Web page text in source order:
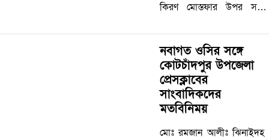
কিরণ মোস্তফার উপর
কর্মসুচি পালন
সাংবাদিকরা। বৃহস্পতিবার
ঝিনাইদহ প্রেসক্লাবের সামনে
মানববন্ধন কর্মসুচি…
নবাগত ওসির সঙ্গে
কোটচাঁদপুর উপজেলা
প্রেসক্লাবের
সাংবাদিকদের
মতবিনিময়
মোঃ রমজান আলীঃ ঝিনাইদহ